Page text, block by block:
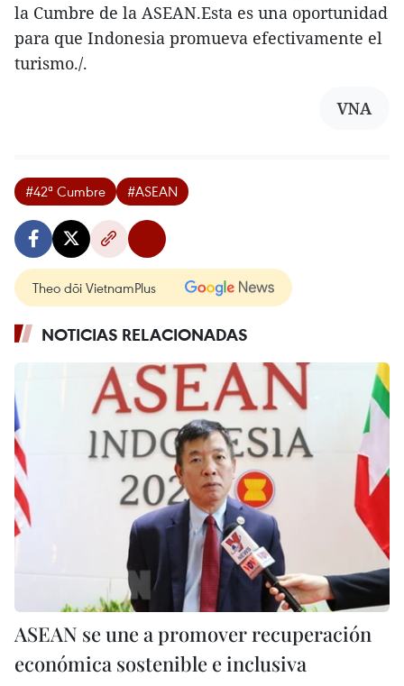
la Cumbre de la ASEAN.Esta es una oportunidad
para que Indonesia promueva efectivamente el
turismo./.
VNA
#42ª Cumbre #ASEAN
Theo dõi VietnamPlus
NOTICIAS RELACIONADAS
ASEAN se une a promover recuperación
económica sostenible e inclusiva